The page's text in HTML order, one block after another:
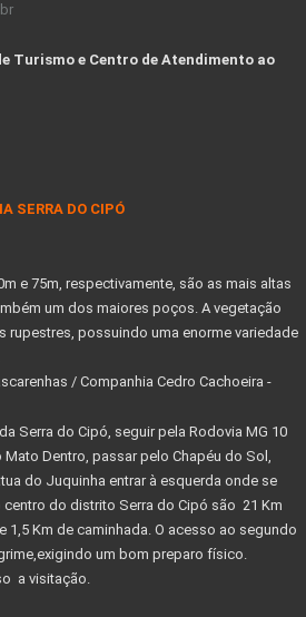
Turismo e Centro de Atendimento ao
SERRA DO CIPÓ
e 75m, respectivamente, são as mais altas
um dos maiores poços. A vegetação
rupestres, possuindo uma enorme variedade
/ Companhia Cedro Cachoeira -
Serra do Cipó, seguir pela Rodovia MG 10
Dentro, passar pelo Chapéu do Sol,
do Juquinha entrar à esquerda onde se
centro do distrito Serra do Cipó são 21 Km
1,5 Km de caminhada. O acesso ao segundo
um bom preparo físico.
a visitação.